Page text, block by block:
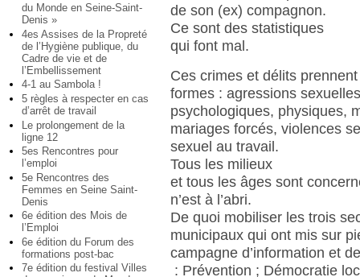
du Monde en Seine-Saint-
Denis »
4es Assises de la Propreté
de l’Hygiène publique, du
Cadre de vie et de
l’Embellissement
4-1 au Sambola !
5 règles à respecter en cas
d’arrêt de travail
Le prolongement de la
ligne 12
5es Rencontres pour
l’emploi
5e Rencontres des
Femmes en Seine Saint-
Denis
6e édition des Mois de
l’Emploi
6e édition du Forum des
formations post-bac
7e édition du festival Villes
de son (ex) compagnon.
Ce sont des statistiques
qui font mal.
Ces crimes et délits
formes : agressions
psychologiques, physiques,
mariages forcés, violences
sexuel au travail.
Tous les milieux
et tous les âges sont
n’est à l’abri.
De quoi mobiliser les trois
municipaux qui ont mis sur
campagne d’information et
: Prévention ; Démocratie